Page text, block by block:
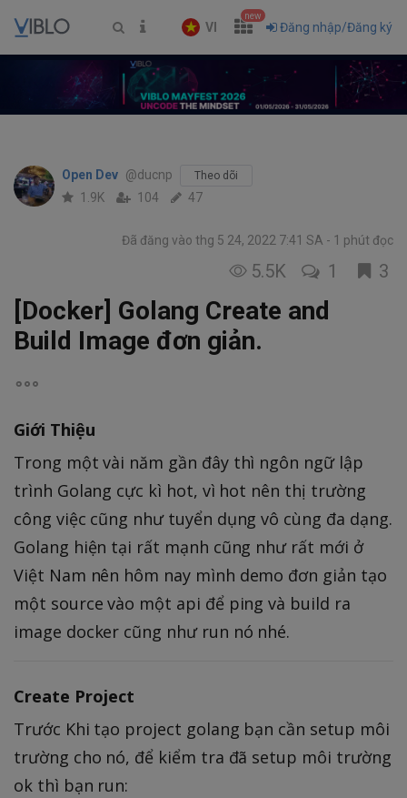
VI
new
Đăng nhập/Đăng ký
Open Dev @ducnp Theo dõi
1.9K 104 47
Đã đăng vào thg 5 24, 2022 7:41 SA 1 phút đọc
5.5K 1 3
[Docker] Golang Create and
Build Image đơn giản.
Giới Thiệu
Trong một vài năm gần đây thì ngôn ngữ lập
trình Golang cực kì hot, vì hot nên thị trường
công việc cũng như tuyển dụng vô cùng đa dạng.
Golang hiện tại rất mạnh cũng như rất mới ở
Việt Nam nên hôm nay mình demo đơn giản tạo
một source vào một api để ping và build ra
image docker cũng như run nó nhé.
Create Project
Trước Khi tạo project golang bạn cần setup môi
trường cho nó, để kiểm tra đã setup môi trường
ok thì bạn run: